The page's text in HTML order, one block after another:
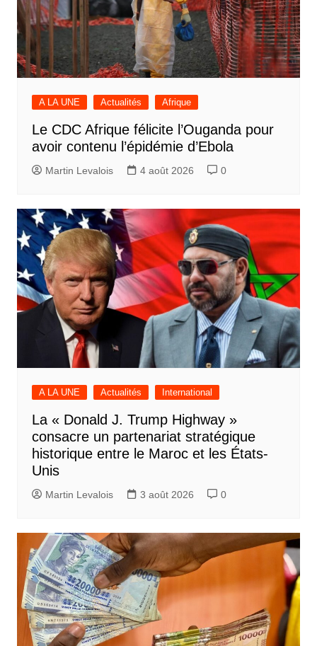
A LA UNE Actualités Afrique
Le CDC Afrique félicite l’Ouganda pour
avoir contenu l’épidémie d’Ebola
Martin Levalois 4 août 2026 0
A LA UNE Actualités International
La « Donald J. Trump Highway »
consacre un partenariat stratégique
historique entre le Maroc et les États-
Unis
Martin Levalois 3 août 2026 0